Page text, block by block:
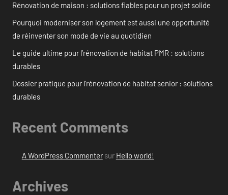
Rénovation de maison : solutions fiables pour un projet solide
Pourquoi moderniser son logement est aussi une opportunité
de réinventer son mode de vie au quotidien
Le guide ultime pour l’rénovation de habitat PMR : solutions
durables
Dossier pratique pour l’rénovation de habitat senior : solutions
durables
Recent Comments
A WordPress Commentersur Hello world!
Archives